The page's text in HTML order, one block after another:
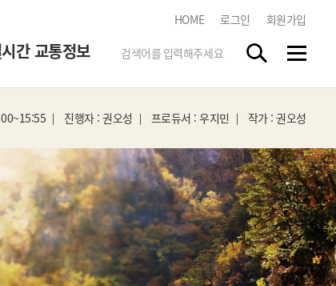
HOME 로그인 회원가입
간 교통정보
tbn 교통방송 스마트앱
스마트폰 앱 스토어에서
"tbn"을 검색하시고 무료로
다운받으세요.
실시간 방송듣기
각 지역 라디오 방송을 청취하실
수 있습니다.
진행자 : 권오성 프로듀서 : 우지민 작가 : 권오성